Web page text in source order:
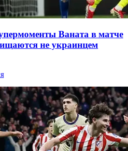
Ваната в матче
не украинцем